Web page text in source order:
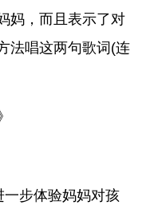
妈，而且表示了对
法唱这两句歌词(连
步体验妈妈对孩